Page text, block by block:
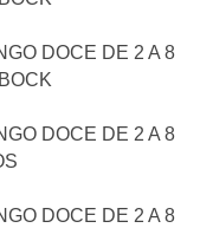
DOCE DE 2 A 8
DOCE DE 2 A 8
DOCE DE 2 A 8